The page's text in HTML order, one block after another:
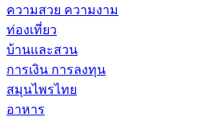
ความสวย ความงาม
ท่องเที่ยว
บ้านและสวน
การเงิน การลงทุน
สมุนไพรไทย
อาหาร